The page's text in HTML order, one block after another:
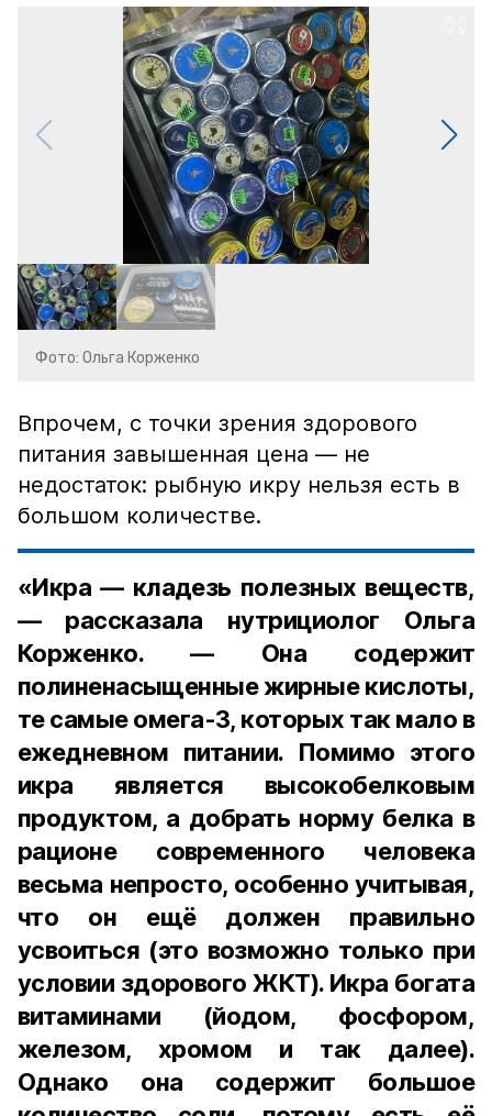
Фото: Ольга Корженко
Впрочем, с точки зрения здорового
питания завышенная цена — не
недостаток: рыбную икру нельзя есть в
большом количестве.
«Икра — кладезь полезных веществ,
— рассказала нутрициолог Ольга
Корженко. — Она содержит
полиненасыщенные жирные кислоты,
те самые омега-3, которых так мало в
ежедневном питании. Помимо этого
икра является высокобелковым
продуктом, а добрать норму белка в
рационе современного человека
весьма непросто, особенно учитывая,
что он ещё должен правильно
усвоиться (это возможно только при
условии здорового ЖКТ). Икра богата
витаминами (йодом, фосфором,
железом, хромом и так далее).
Однако она содержит большое